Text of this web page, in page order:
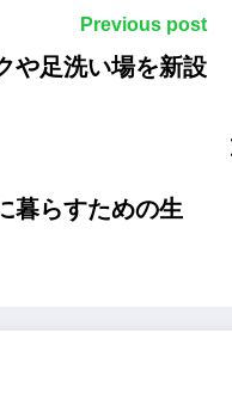
Previous post
や足洗い場を新設
暮らすための生